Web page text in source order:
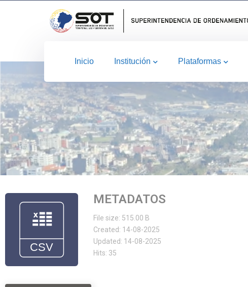
Inicio Institución Plataformas
METADATOS
File size: 515.00 B
Created: 14-08-2025
Updated: 14-08-2025
Hits: 35